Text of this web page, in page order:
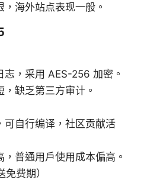
海外站点表现一般。
志，采用 AES-256 加密。
缺乏第三方审计。
可自行编译，社区贡献活
普通用户使用成本偏高。
费期）